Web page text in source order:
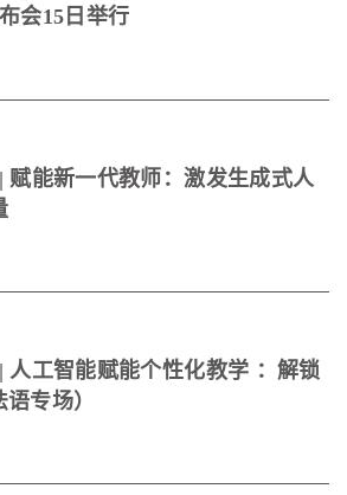
会15日举行
能新一代教师：激发生成式人
工智能赋能个性化教学 ：解锁
专场）